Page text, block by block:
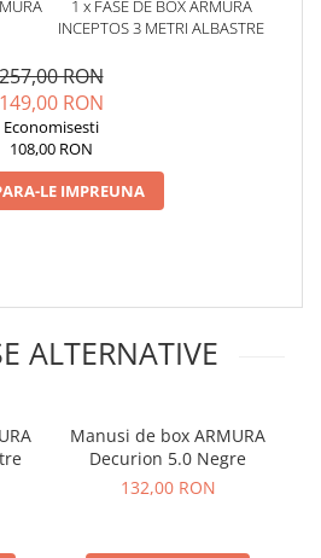
1 x FASE DE BOX ARMURA
INCEPTOS 3 METRI ALBASTRE
RON
149,00 RON
Economisesti
108,00 RON
LE IMPREUNA
ALTERNATIVE
Manusi de box ARMURA
Decurion 5.0 Negre
132,00 RON